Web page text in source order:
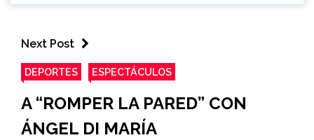
Next Post
DEPORTES ESPECTÁCULOS
A “ROMPER LA PARED” CON
ÁNGEL DI MARÍA